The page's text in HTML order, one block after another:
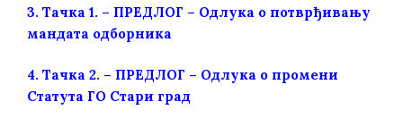
3. Тачка 1. – ПРЕДЛОГ – Одлука о потврђивању
мандата одборника
4. Тачка 2. – ПРЕДЛОГ – Одлука о промени
Статута ГО Стари град